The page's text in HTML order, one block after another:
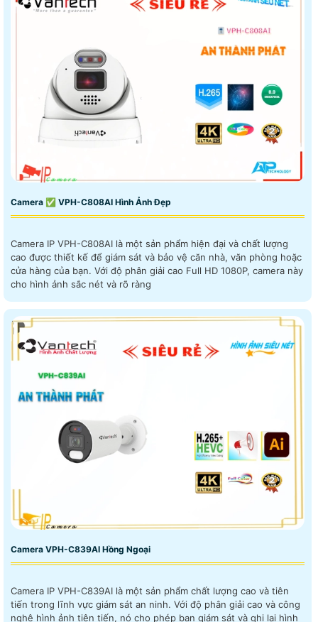
Camera ✅ VPH-C808AI Hình Ảnh Đẹp
Camera IP VPH-C808AI là một sản phẩm hiện đại và chất lượng
cao được thiết kế để giám sát và bảo vệ căn nhà, văn phòng hoặc
cửa hàng của bạn. Với độ phân giải cao Full HD 1080P, camera này
cho hình ảnh sắc nét và rõ ràng
Camera VPH-C839AI Hồng Ngoại
Camera IP VPH-C839AI là một sản phẩm chất lượng cao và tiên
tiến trong lĩnh vực giám sát an ninh. Với độ phân giải cao và công
nghệ hình ảnh tiên tiến, nó cho phép bạn giám sát và ghi lại hình